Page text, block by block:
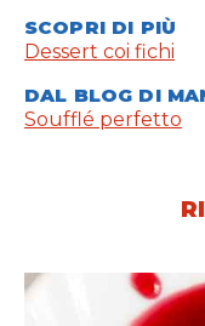
SCOPRI DI PIÙ
Dessert coi fichi
DAL BLOG DI
Soufflé perfetto